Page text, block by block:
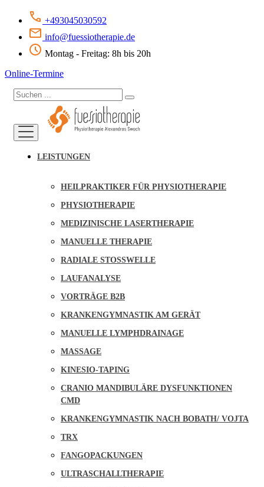
+493045030592
info@fuessiotherapie.de
Montag - Freitag: 8h bis 20h
Online-Termine
LEISTUNGEN
HEILPRAKTIKER FÜR PHYSIOTHERAPIE
PHYSIOTHERAPIE
MEDIZINISCHE LASERTHERAPIE
MANUELLE THERAPIE
RADIALE STOSSWELLE
LAUFANALYSE
VORTRÄGE B2B
KRANKENGYMNASTIK AM GERÄT
MANUELLE LYMPHDRAINAGE
MASSAGE
KINESIO-TAPING
CRANIO MANDIBULÄRE DYSFUNKTIONEN
CMD
KRANKENGYMNASTIK NACH BOBATH/ VOJTA
TRX
FANGOPACKUNGEN
ULTRASCHALLTHERAPIE